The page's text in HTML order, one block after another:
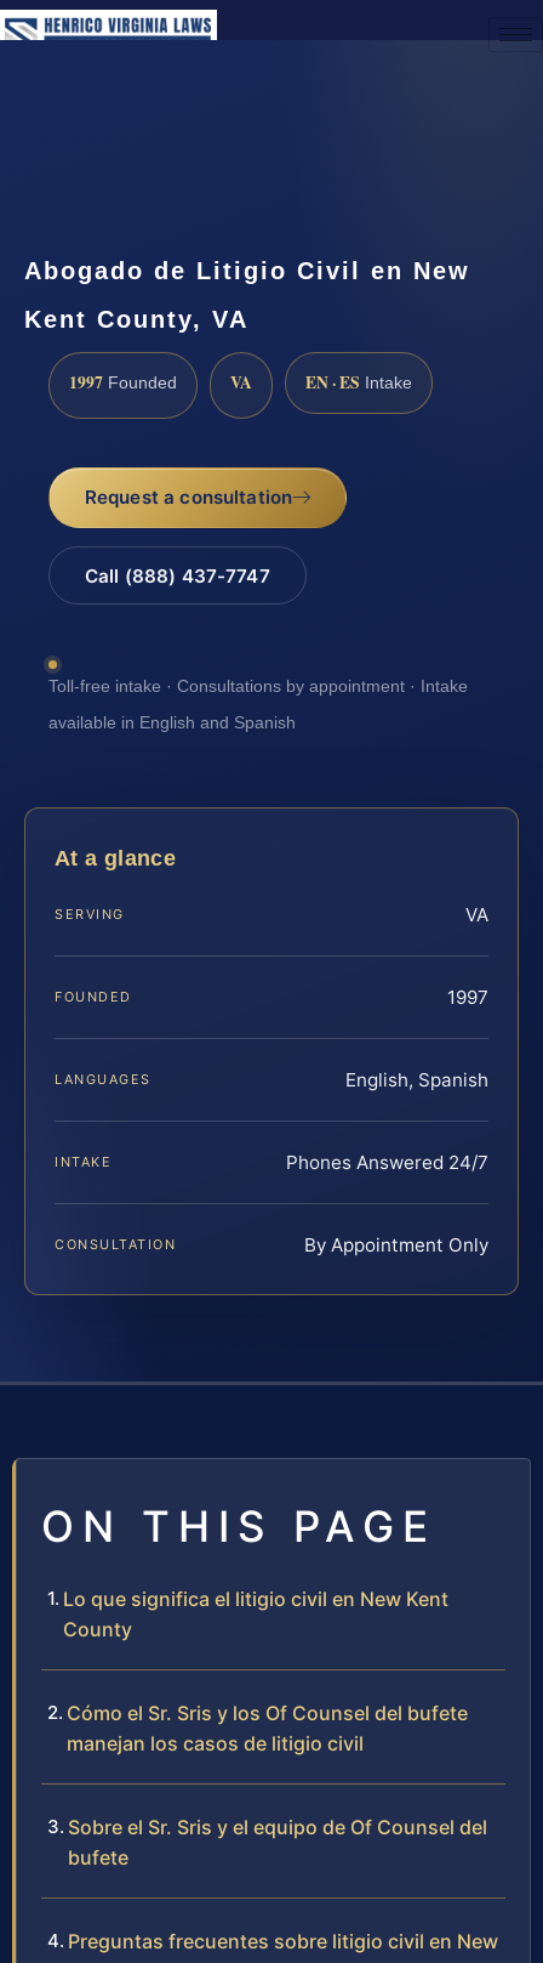
Abogado de Litigio Civil en New
Kent County, VA
1997 Founded VA EN · ES Intake
Request a consultation
Call (888) 437-7747
Toll-free intake · Consultations by appointment · Intake
available in English and Spanish
At a glance
SERVING VA
FOUNDED 1997
LANGUAGES English, Spanish
INTAKE Phones Answered 24/7
CONSULTATION By Appointment Only
ON THIS PAGE
Lo que significa el litigio civil en New Kent
County
Cómo el Sr. Sris y los Of Counsel del bufete
manejan los casos de litigio civil
Sobre el Sr. Sris y el equipo de Of Counsel del
bufete
Preguntas frecuentes sobre litigio civil en New